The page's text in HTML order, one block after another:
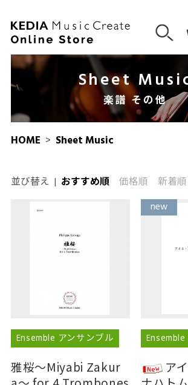
Sheet
楽譜 その他
HOME > Sheet Music
並び替え | おすすめ順 価格順 新着順
Ensemble アンサンブル
雅桜〜Miyabi Zakur
new
new
ア